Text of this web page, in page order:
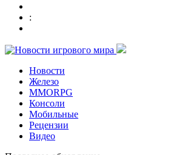
:
Новости
Железо
MMORPG
Консоли
Мобильные
Рецензии
Видео